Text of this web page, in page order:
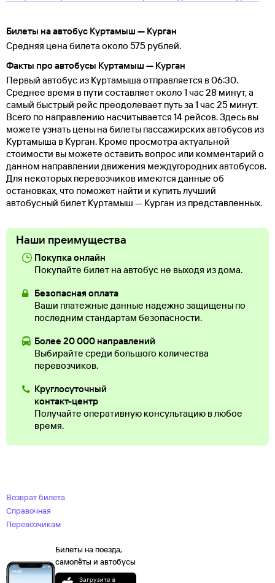
Билеты на автобус Куртамыш — Курган
Средняя цена билета около 575 рублей.
Факты про автобусы Куртамыш — Курган
Первый автобус из Куртамыша отправляется в 06:30.
Среднее время в пути составляет около 1 час 28 минут, а
самый быстрый рейс преодолевает путь за 1 час 25 минут.
Всего по направлению насчитывается 14 рейсов. Здесь вы
можете узнать цены на билеты пассажирских автобусов из
Куртамыша в Курган. Кроме просмотра актуальной
стоимости вы можете оставить вопрос или комментарий о
данном направлении движения междугородних автобусов.
Для некоторых перевозчиков имеются данные об
остановках, что поможет найти и купить лучший
автобусный билет Куртамыш — Курган из представленных.
Наши преимущества
Покупка онлайн
Покупайте билет на автобус не выходя из дома.
Безопасная оплата
Ваши платежные данные надежно защищены по
последним стандартам безопасности.
Более 20 000 направлений
Выбирайте среди большого количества
перевозчиков.
Круглосуточный
контакт-центр
Получайте оперативную консультацию в любое
время.
Возврат билета
Справочная
Перевозчикам
Билеты на поезда,
самолёты и автобусы